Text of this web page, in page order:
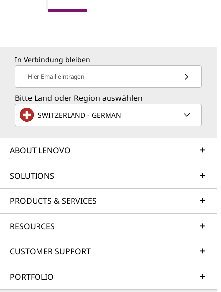
In Verbindung bleiben
Hier Email eintragen
Bitte Land oder Region auswählen
SWITZERLAND - GERMAN
ABOUT LENOVO
SOLUTIONS
PRODUCTS & SERVICES
RESOURCES
CUSTOMER SUPPORT
PORTFOLIO